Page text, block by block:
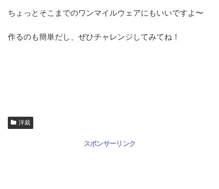
ちょっとそこまでのワンマイルウェアにもいいですよ〜
作るのも簡単だし、ぜひチャレンジしてみてね！
洋裁
スポンサーリンク